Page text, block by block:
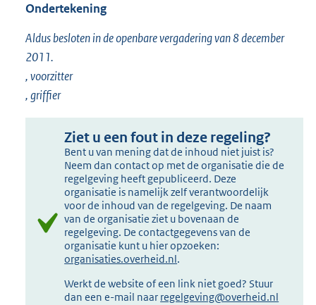
Ondertekening
Aldus besloten in de openbare vergadering van 8 december
2011.
, voorzitter
, griffier
Ziet u een fout in deze regeling?
Bent u van mening dat de inhoud niet juist is?
Neem dan contact op met de organisatie die de
regelgeving heeft gepubliceerd. Deze
organisatie is namelijk zelf verantwoordelijk
voor de inhoud van de regelgeving. De naam
van de organisatie ziet u bovenaan de
regelgeving. De contactgegevens van de
organisatie kunt u hier opzoeken:
organisaties.overheid.nl.
Werkt de website of een link niet goed? Stuur
dan een e-mail naar regelgeving@overheid.nl